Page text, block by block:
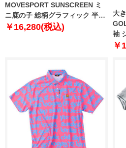
MOVESPORT SUNSCREEN ミ
ニ鹿の子 総柄グラフィック 半袖
ポロシャツ カーキ × ホワイト
￥16,280(税込)
大
袖
3L
￥